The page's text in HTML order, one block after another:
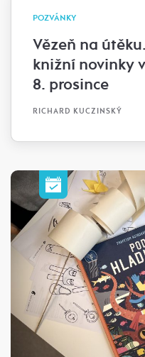
POZVÁNKY
Vězeň na
knižní novinky
8. prosince
RICHARD KUCZINSKÝ